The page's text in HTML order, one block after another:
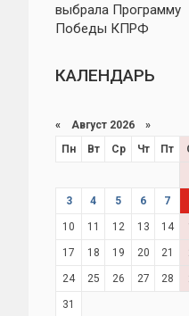
выбрала Программу
Победы КПРФ
КАЛЕНДАРЬ
« Август 2026 »
Пн
Вт Ср Чт Пт
3 4 5 6 7
10 11 12 13 14
17 18 19 20 21
24 25 26 27 28
31